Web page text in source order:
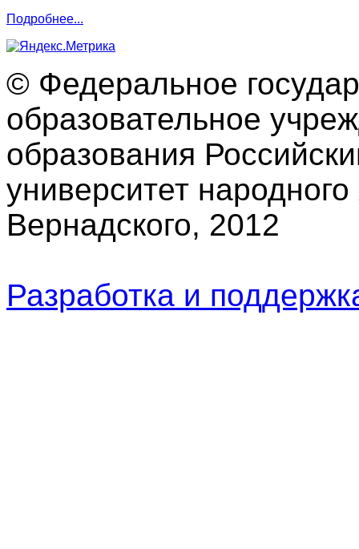
Подробнее...
© Федеральное
образовательное
образования
университет
Вернадского, 2012
Разработка и